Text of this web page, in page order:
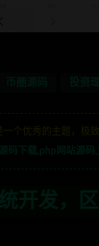
一个优秀的主题，极
码下载,php网站源码
，金融